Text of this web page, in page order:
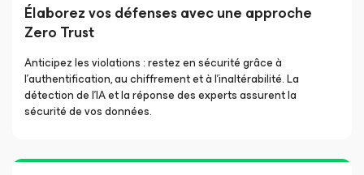
Élaborez vos défenses avec une approche
Zero Trust
Anticipez les violations : restez en sécurité grâce à
l’authentification, au chiffrement et à l’inaltérabilité. La
détection de l’IA et la réponse des experts assurent la
sécurité de vos données.